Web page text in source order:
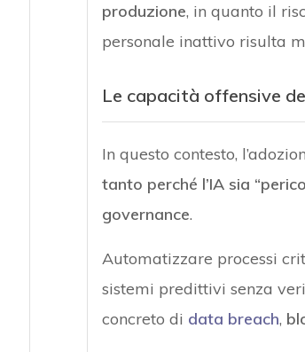
produzione, in quanto il
personale inattivo risulta
Le capacità offensive
In questo contesto,
tanto perché l’IA sia
governance.
Automatizzare processi
sistemi predittivi senza
concreto di data breach,